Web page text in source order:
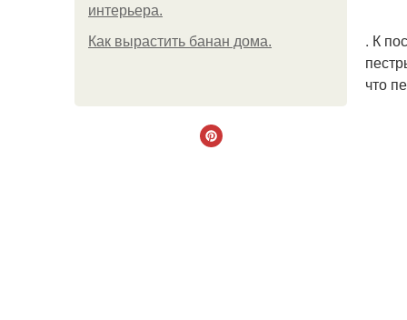
интерьера.
Как вырастить банан дома.
. К
что